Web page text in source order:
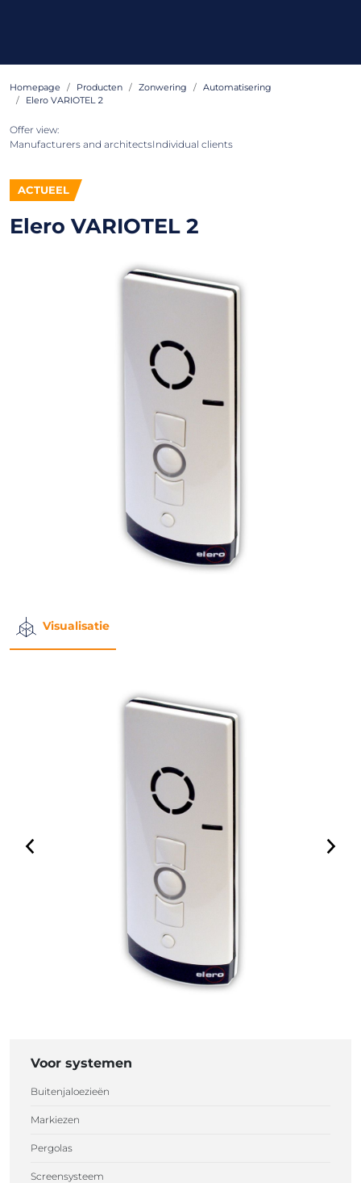
Homepage Producten Zonwering
Automatisering
Elero VARIOTEL 2
Offer view:
Manufacturers and architectsIndividual clients
ACTUEEL
Elero VARIOTEL 2
Voor systemen
Buitenjaloezieën
Markiezen
Pergolas
Screensysteem
Visualisatie